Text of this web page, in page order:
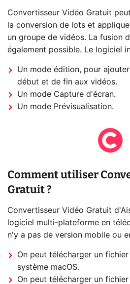
Convertisseur Vidéo Gratuit
la conversion de lots et
un groupe de vidéos. La fusion
également possible. Le logiciel
Un mode édition, pour
début et de fin aux vidéos.
Un mode Capture d'écran.
Un mode Prévisualisation.
Comment utiliser
Gratuit ?
Convertisseur Vidéo Gratuit
logiciel multi-plateforme en
n'y a pas de version mobile ou
On peut télécharger un
système macOS.
On peut télécharger un